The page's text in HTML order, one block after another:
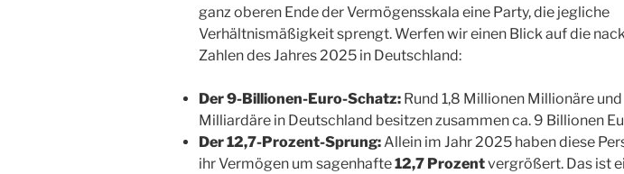
ganz oberen Ende der Vermögensskala eine Party, die jegliche
Verhältnismäßigkeit sprengt. Werfen wir einen Blick auf die
Zahlen des Jahres 2025 in Deutschland:
Der 9-Billionen-Euro-Schatz: Rund 1,8 Millionen Millionäre und
Milliardäre in Deutschland besitzen zusammen ca. 9 Billionen
Der 12,7-Prozent-Sprung:Allein im Jahr 2025 haben diese
ihr Vermögen um sagenhafte12,7 Prozentvergrößert. Das ist